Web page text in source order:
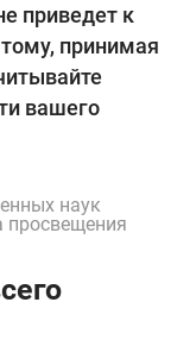
приведет к
принимая
вашего
наук
просвещения